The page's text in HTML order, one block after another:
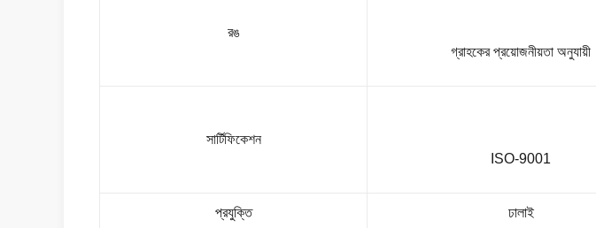
রঙ
গ্রাহকের প্রয়োজনীয়তা অনুযায়ী
সার্টিফিকেশন
ISO-9001
প্রযুক্তি ঢালাই